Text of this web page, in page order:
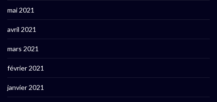
mai 2021
avril 2021
mars 2021
février 2021
janvier 2021